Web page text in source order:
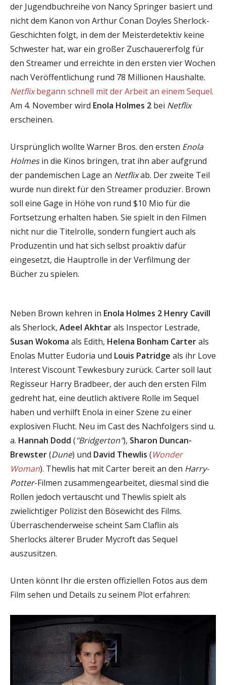
der Jugendbuchreihe von Nancy Springer basiert und
nicht dem Kanon von Arthur Conan Doyles Sherlock-
Geschichten folgt, in dem der Meisterdetektiv keine
Schwester hat, war ein großer Zuschauererfolg für
den Streamer und erreichte in den ersten vier Wochen
nach Veröffentlichung rund 78 Millionen Haushalte.
Netflixbegann schnell mit der Arbeit an einem Sequel.
Am 4. November wird Enola Holmes 2 bei Netflix
erscheinen.
Ursprünglich wollte Warner Bros. den ersten Enola
Holmesin die Kinos bringen, trat ihn aber aufgrund
der pandemischen Lage an Netflixab. Der zweite Teil
wurde nun direkt für den Streamer produzier. Brown
soll eine Gage in Höhe von rund $10 Mio für die
Fortsetzung erhalten haben. Sie spielt in den Filmen
nicht nur die Titelrolle, sondern fungiert auch als
Produzentin und hat sich selbst proaktiv dafür
eingesetzt, die Hauptrolle in der Verfilmung der
Bücher zu spielen.
Neben Brown kehren in Enola Holmes 2 Henry Cavill
als Sherlock, Adeel Akhtarals Inspector Lestrade,
Susan Wokoma als Edith, Helena Bonham Carterals
Enolas Mutter Eudoria und Louis Patridge als ihr Love
Interest Viscount Tewkesbury zurück. Carter soll laut
Regisseur Harry Bradbeer, der auch den ersten Film
gedreht hat, eine deutlich aktivere Rolle im Sequel
haben und verhilft Enola in einer Szene zu einer
explosiven Flucht. Neu im Cast des Nachfolgers sind u.
a. Hannah Dodd ("Bridgerton"), Sharon Duncan-
Brewster(Dune) und David Thewlis (Wonder
Woman). Thewlis hat mit Carter bereit an den Harry-
Potter-Filmen zusammengearbeitet, diesmal sind die
Rollen jedoch vertauscht und Thewlis spielt als
zwielichtiger Polizist den Bösewicht des Films.
Überraschenderweise scheint Sam Claflin als
Sherlocks älterer Bruder Mycroft das Sequel
auszusitzen.
Unten könnt Ihr die ersten offiziellen Fotos aus dem
Film sehen und Details zu seinem Plot erfahren: